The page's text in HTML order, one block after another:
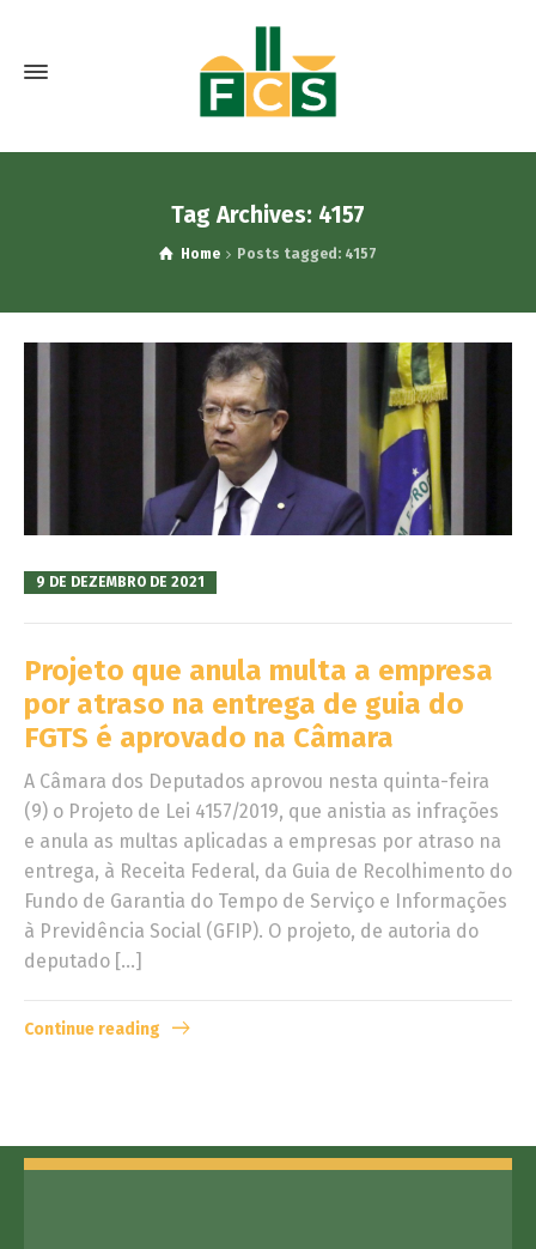
Tag Archives: 4157
Home Posts tagged: 4157
9 DE DEZEMBRO DE 2021
Projeto que anula multa a empresa
por atraso na entrega de guia do
FGTS é aprovado na Câmara
A Câmara dos Deputados aprovou nesta quinta-feira
(9) o Projeto de Lei 4157/2019, que anistia as infrações
e anula as multas aplicadas a empresas por atraso na
entrega, à Receita Federal, da Guia de Recolhimento do
Fundo de Garantia do Tempo de Serviço e Informações
à Previdência Social (GFIP). O projeto, de autoria do
deputado […]
Continue reading